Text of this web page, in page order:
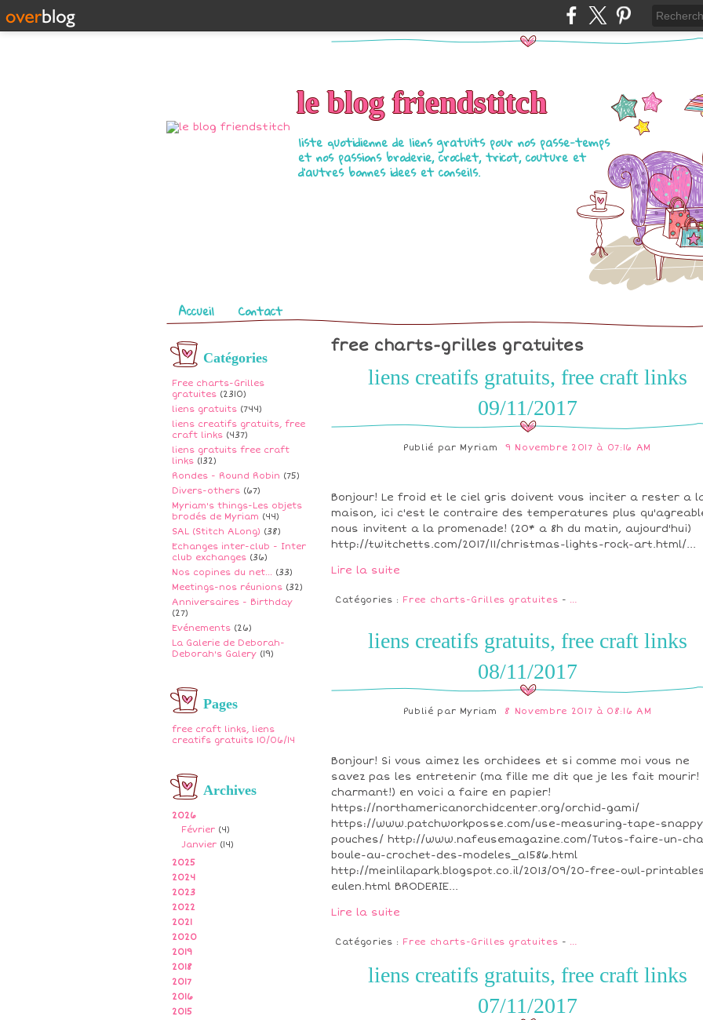
le blog friendstitch
liste quotidienne de liens gratuits pour nos passe-temps
et nos passions broderie, crochet, tricot, couture et
d'autres bonnes idees et conseils.
Pages
Accueil Contact
Catégories
Free charts-Grilles
gratuites (2310)
liens gratuits (744)
liens creatifs gratuits, free
craft links (437)
liens gratuits free craft
links (132)
Rondes - Round Robin (75)
Divers-others (67)
Myriam's things-Les objets
brodés de Myriam (44)
SAL (Stitch ALong) (38)
Echanges inter-club - Inter
club exchanges (36)
Nos copines du net... (33)
Meetings-nos réunions (32)
Anniversaires - Birthday
(27)
Evénements (26)
La Galerie de Deborah-
Deborah's Galery (19)
Pages
free craft links, liens
creatifs gratuits 10/06/14
Archives
2026
Février (4)
Janvier (14)
2025
2024
2023
2022
2021
2020
2019
2018
2017
2016
2015
free charts-grilles gratuites
liens creatifs gratuits, free craft links
09/11/2017
Publié par Myriam 9 Novembre 2017 à 07:16 AM
Bonjour! Le froid et le ciel gris doivent vous inciter a rester a
maison, ici c'est le contraire des temperatures plus
nous invitent a la promenade! (20* a 8h du matin, aujourd'hui)
http://twitchetts.com/2017/11/christmas-lights-rock-art.html/...
Lire la suite
Catégories : Free charts-Grilles gratuites - …
liens creatifs gratuits, free craft links
08/11/2017
Publié par Myriam 8 Novembre 2017 à 08:16 AM
Bonjour! Si vous aimez les orchidees et si comme moi vous ne
savez pas les entretenir (ma fille me dit que je les fait mourir!
charmant!) en voici a faire en papier!
https://northamericanorchidcenter.org/orchid-gami/
https://www.patchworkposse.com/use-measuring-tape-
pouches/ http://www.nafeusemagazine.com/Tutos-faire-un-
boule-au-crochet-des-modeles_a1586.html
http://meinlilapark.blogspot.co.il/2013/09/20-free-owl-
eulen.html BRODERIE...
Lire la suite
Catégories : Free charts-Grilles gratuites - …
liens creatifs gratuits, free craft links
07/11/2017